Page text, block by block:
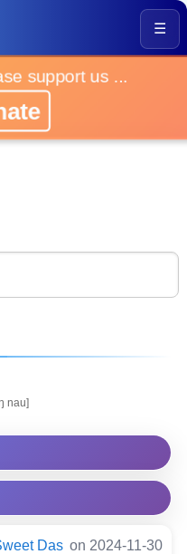
☰
support us ...
nau]
Das on 2024-11-30